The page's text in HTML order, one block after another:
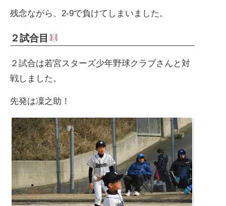
残念ながら、2-9で負けてしまいました。
２試合目
２試合は若宮スターズ少年野球クラブさんと対
戦しました。
先発は凜之助！